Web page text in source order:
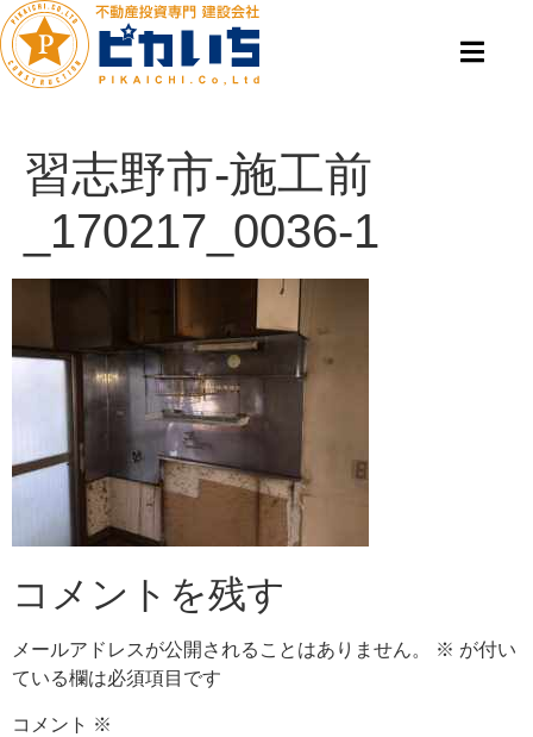
習志野市-施工前
_170217_0036-1
コメントを残す
メールアドレスが公開されることはありません。 ※ が付い
ている欄は必須項目です
コメント ※